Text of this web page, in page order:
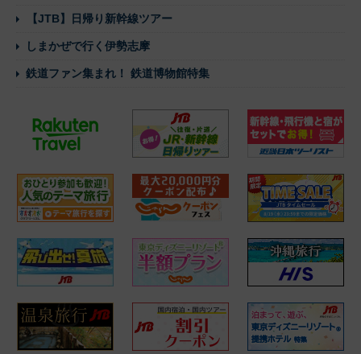
【JTB】日帰り新幹線ツアー
しまかぜで行く伊勢志摩
鉄道ファン集まれ！ 鉄道博物館特集